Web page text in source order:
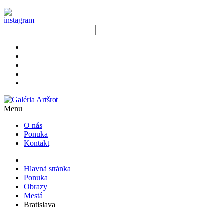
Menu
O nás
Ponuka
Kontakt
Hlavná stránka
Ponuka
Obrazy
Mestá
Bratislava